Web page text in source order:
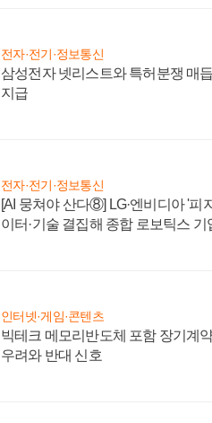
전자·전기·정보통신
삼성전자 넷리스트와 특허분쟁 매
지급
전자·전기·정보통신
[AI 뭉쳐야 산다⑧] LG·엔비디아 '피
이터·기술 결집해 종합 로보틱스 기
인터넷·게임·콘텐츠
빅테크 메모리반도체 포함 장기계
우려와 반대 신호